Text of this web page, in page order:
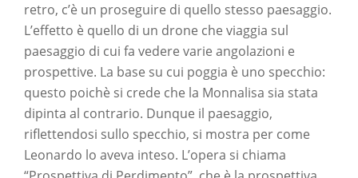
retro, c’è un proseguire di quello stesso paesaggio.
L’effetto è quello di un drone che viaggia sul
paesaggio di cui fa vedere varie angolazioni e
prospettive. La base su cui poggia è uno specchio:
questo poichè si crede che la Monnalisa sia stata
dipinta al contrario. Dunque il paesaggio,
riflettendosi sullo specchio, si mostra per come
Leonardo lo aveva inteso. L’opera si chiama